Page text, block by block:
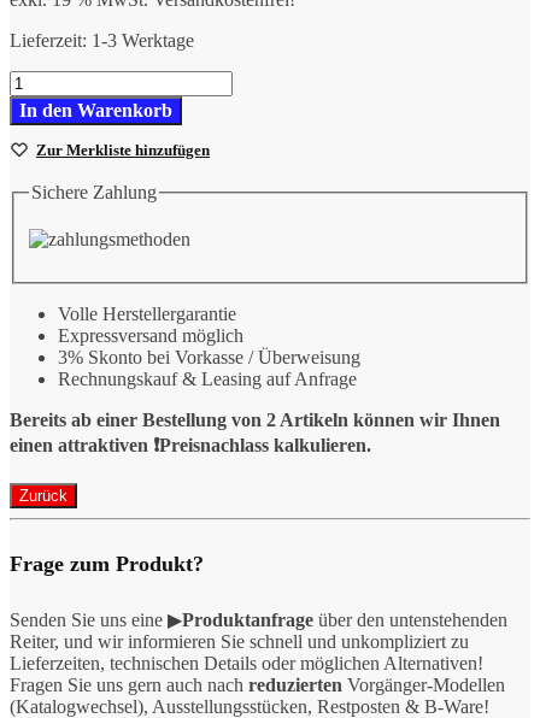
Lieferzeit: 1-3 Werktage
NordCap
COOL-
LINE
Kühlschrank
29
Menge
In den Warenkorb
Zur Merkliste hinzufügen
Sichere Zahlung
Volle Herstellergarantie
Expressversand möglich
3% Skonto bei Vorkasse / Überweisung
Rechnungskauf & Leasing auf Anfrage
Bereits ab einer Bestellung von 2 Artikeln können wir Ihnen
einen attraktiven ❗️Preisnachlass kalkulieren.
Frage zum Produkt?
Senden Sie uns eine ▶Produktanfrage über den untenstehenden
Reiter, und wir informieren Sie schnell und unkompliziert zu
Lieferzeiten, technischen Details oder möglichen Alternativen!
Fragen Sie uns gern auch nach reduzierten Vorgänger-Modellen
(Katalogwechsel), Ausstellungsstücken, Restposten & B-Ware!